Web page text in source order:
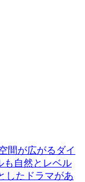
間が広がるダイ
も自然とレベル
したドラマがあ